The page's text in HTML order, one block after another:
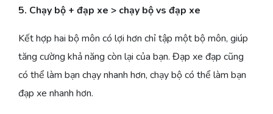
5. Chạy bộ + đạp xe > chạy bộ vs đạp xe
Kết hợp hai bộ môn có lợi hơn chỉ tập một bộ môn, giúp
tăng cường khả năng còn lại của bạn. Đạp xe đạp cũng
có thể làm bạn chạy nhanh hơn, chạy bộ có thể làm bạn
đạp xe nhanh hơn.